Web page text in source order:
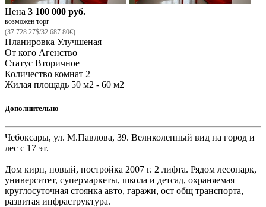
Цена 3 100 000 руб.
возможен торг
(37 728.27$/32 687.80€)
Планировка Улучшеная
От кого Агенство
Статус Вторичное
Количество комнат 2
Жилая площадь 50 м2 - 60 м2
Дополнительно
Чебоксары, ул. М.Павлова, 39. Великолепный вид на город и
лес с 17 эт.
Дом кирп, новый, постройка 2007 г. 2 лифта. Рядом лесопарк,
университет, супермаркеты, школа и детсад, охраняемая
круглосуточная стоянка авто, гаражи, ост общ транспорта,
развитая инфраструктура.